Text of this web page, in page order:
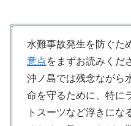
水難事故発生を防ぐた
意点をまずお読みくだ
沖ノ島では残念ながら
命を守るために、特に
トスーツなど浮きにな